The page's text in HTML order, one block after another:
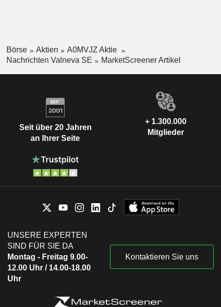
Börse Aktien
A0MVJZ Aktie
Nachrichten Valneva SE
MarketScreener Artikel
Seit über 20 Jahren
an Ihrer Seite
+ 1.300.000
Mitglieder
UNSERE EXPERTEN
SIND FÜR SIE DA
Montag - Freitag 9.00-
12.00 Uhr / 14.00-18.00
Uhr
Kontaktieren Sie uns